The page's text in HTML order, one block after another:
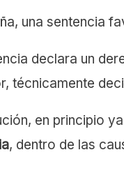
una sentencia
declara un
técnicamente
en principio
, dentro de las